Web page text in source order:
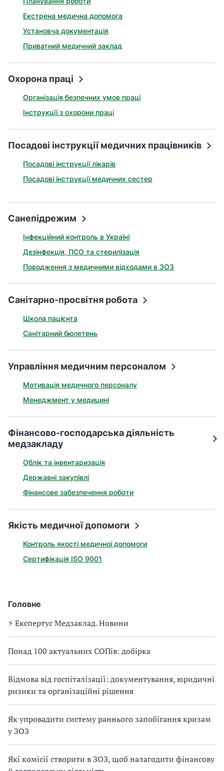
Головне
⚡️ Експертус Медзаклад. Новини
Понад 100 актуальних СОПів: добірка
Відмова від госпіталізації: документування, юридичні
ризики та організаційні рішення
Як упровадити систему раннього запобігання кризам
у ЗОЗ
Які комісії створити в ЗОЗ, щоб налагодити фінансову
Екстрена медична допомога
Установча документація
Приватний медичний заклад
Охорона праці
Організація безпечних умов праці
Інструкції з охорони праці
Посадові інструкції медичних працівників
Посадові інструкції лікарів
Посадові інструкції медичних сестер
Санепідрежим
Інфекційний контроль в Україні
Дезінфекція, ПСО та стерилізація
Поводження з медичними відходами в ЗОЗ
Санітарно-просвітня робота
Школа пацієнта
Санітарний бюлетень
Управління медичним персоналом
Мотивація медичного персоналу
Менеджмент у медицині
Фінансово-господарська діяльність
медзакладу
Облік та інвентаризація
Державні закупівлі
Фінансове забезпечення роботи
Якість медичної допомоги
Контроль якості медичної допомоги
Сертифікація ISO 9001